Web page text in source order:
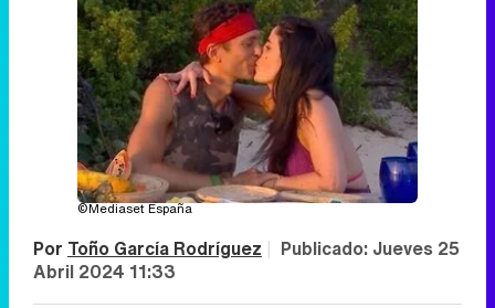
©Mediaset España
Por Toño García Rodríguez | Publicado: Jueves 25
Abril 2024 11:33